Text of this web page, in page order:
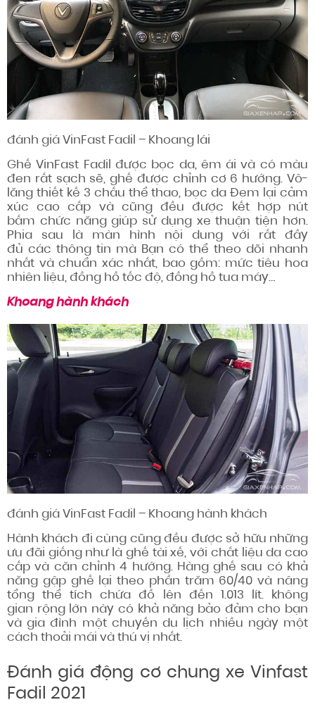
đánh giá VinFast Fadil – Khoang lái
Ghế VinFast Fadil được bọc da, êm ái và có màu
đen rất sạch sẽ, ghế được chỉnh cơ 6 hướng. Vô-
lăng thiết kế 3 chấu thể thao, bọc daĐem lại cảm
xúc cao cấp và cũng đều được kết hợpnút
bấm chức nănggiúp sử dụngxe thuận tiện hơn.
Phia sau là màn hình nội dung với rất đầy
đủ các thông tin mà Bạn có thể theo dõi nhanh
nhất vàchuẩn xác nhất, bao gồm: mức tiêu hoa
nhiên liệu, đồng hồ tốc độ, đồng hồ tua máy…
Khoang hành khách
đánh giá VinFast Fadil – Khoang hành khách
Hành khách đi cùng cũng đều được sở hữu những
ưu đãi giống như là ghế tài xế, với chất liệu da cao
cấp và căn chỉnh 4 hướng. Hàng ghế sau có khả
năng gập ghế lại theo phần trăm 60/40 và nâng
tổng thể tích chứa đồ lên đến 1.013 lít.
không
gian rộng lớn này có khả năng bảo đảm cho bạn
và gia đình một chuyến du lịch nhiều ngày một
cách thoải mái và thú vị nhất.
Đánh giá động cơ chung xe Vinfast
Fadil 2021